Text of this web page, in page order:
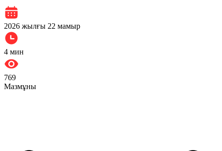
2026 жылғы 22 мамыр
4 мин
769
Мазмұны